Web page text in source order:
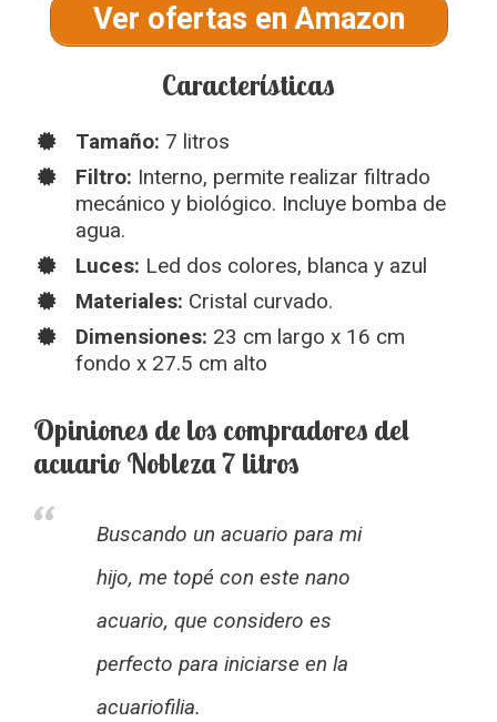
Ver ofertas en Amazon
Características
Tamaño: 7 litros
Filtro: Interno, permite realizar filtrado
mecánico y biológico. Incluye bomba de
agua.
Luces: Led dos colores, blanca y azul
Materiales: Cristal curvado.
Dimensiones: 23 cm largo x 16 cm
fondo x 27.5 cm alto
Opiniones de los compradores del
acuario Nobleza 7 litros
Buscando un acuario para mi
hijo, me topé con este nano
acuario, que considero es
perfecto para iniciarse en la
acuariofilia.